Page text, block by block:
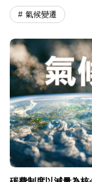
氣候變遷